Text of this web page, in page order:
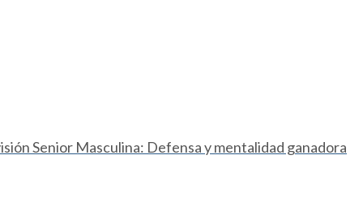
Senior Masculina: Defensa y mentalidad ganadora